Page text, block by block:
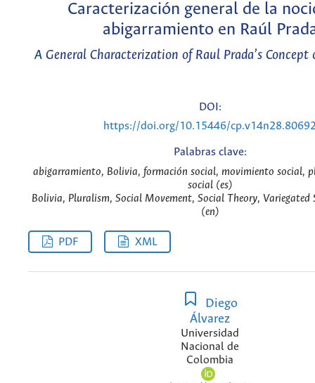
Caracterización general de la
abigarramiento en Raúl
A General Characterization of Raul Prada’s Concept
DOI:
https://doi.org/10.15446/
Palabras clave:
abigarramiento, Bolivia, formación social, movimiento social,
social (es)
Bolivia, Pluralism, Social Movement, Social Theory, Variegated
(en)
PDF XML
Diego
Álvarez
Universidad
Nacional de
Colombia